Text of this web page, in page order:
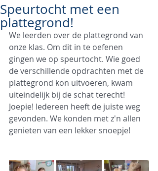
Speurtocht met een
plattegrond!
We leerden over de plattegrond van
onze klas. Om dit in te oefenen
gingen we op speurtocht. Wie goed
de verschillende opdrachten met de
plattegrond kon uitvoeren, kwam
uiteindelijk bij de schat terecht!
Joepie! Iedereen heeft de juiste weg
gevonden. We konden met z'n allen
genieten van een lekker snoepje!